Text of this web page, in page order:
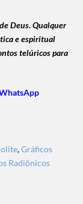
Deus. Qualquer
e espiritual
telúricos para
,Gráficos
Radiônicos